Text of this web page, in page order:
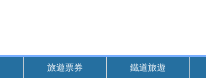
旅遊票券 鐵道旅遊